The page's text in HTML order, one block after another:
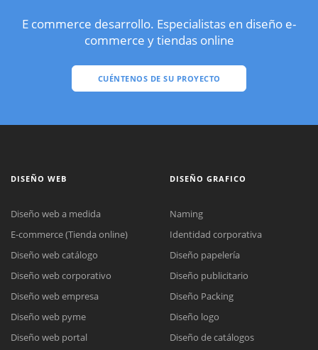
E commerce desarrollo. Especialistas en diseño e-
commerce y tiendas online
CUÉNTENOS DE SU PROYECTO
DISEÑO WEB
Diseño web a medida
E-commerce (Tienda online)
Diseño web catálogo
Diseño web corporativo
Diseño web empresa
Diseño web pyme
Diseño web portal
DISEÑO GRAFICO
Naming
Identidad corporativa
Diseño papelería
Diseño publicitario
Diseño Packing
Diseño logo
Diseño de catálogos